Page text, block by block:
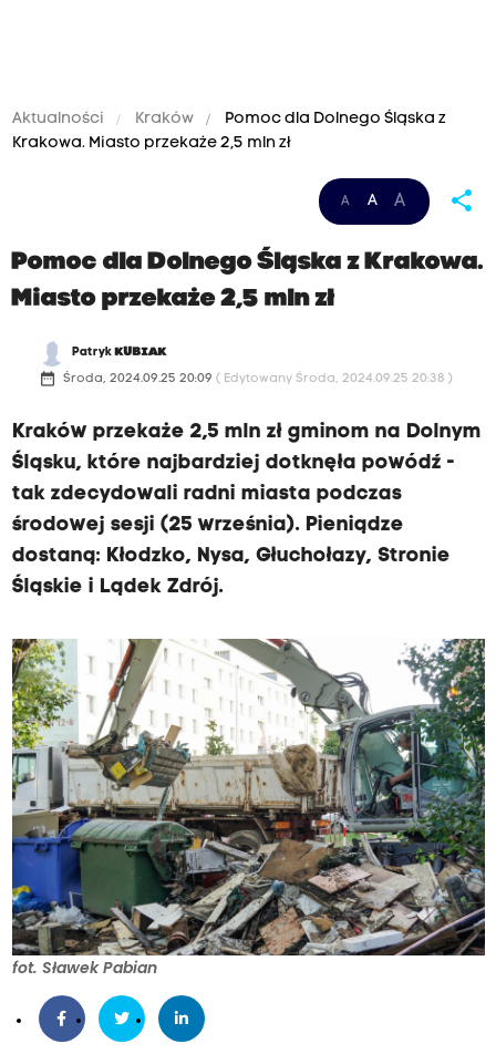
Aktualności Kraków
Pomoc dla Dolnego Śląska z
Krakowa. Miasto przekaże 2,5 mln zł
A A A share
Pomoc dla Dolnego Śląska z Krakowa.
Miasto przekaże 2,5 mln zł
Patryk KUBIAK
date_range Środa, 2024.09.25 20:09 ( Edytowany Środa, 2024.09.25 20:38 )
Kraków przekaże 2,5 mln zł gminom na Dolnym
Śląsku, które najbardziej dotknęła powódź -
tak zdecydowali radni miasta podczas
środowej sesji (25 września). Pieniądze
dostaną: Kłodzko, Nysa, Głuchołazy, Stronie
Śląskie i Lądek Zdrój.
fot. Sławek Pabian